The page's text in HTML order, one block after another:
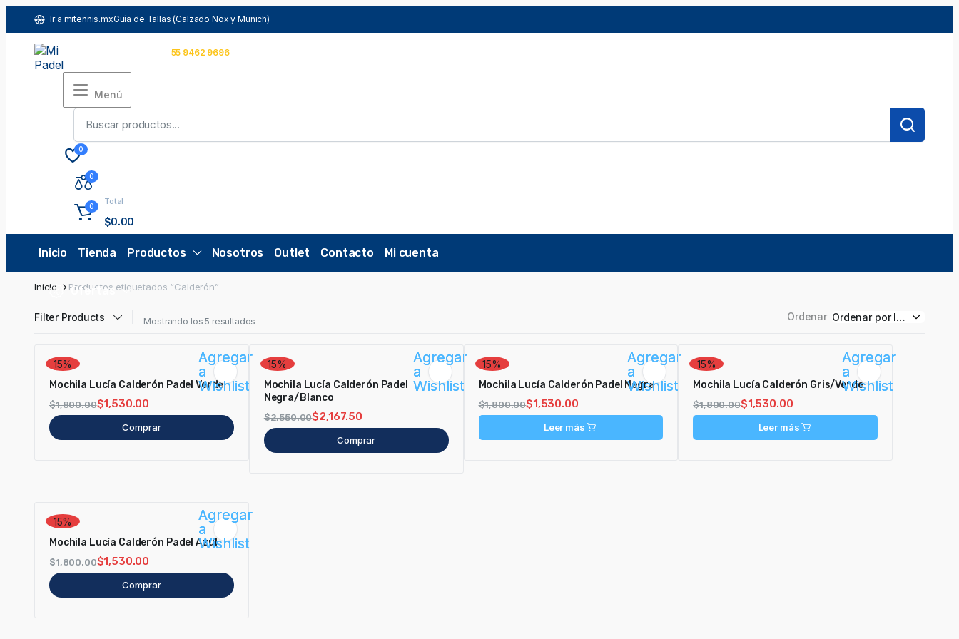
Ir a mitennis.mxGuía de Tallas (Calzado Nox y Munich)
55 9462 9696
Menú
0
0
0 Total
$0.00
Inicio Tienda Productos Nosotros Outlet Contacto Mi cuenta
Ofertas
Inicio Productos etiquetados “Calderón”
Filter Products Mostrando los 5 resultados Ordenar
15%
Agregar
a
Wishlist
Mochila Lucía Calderón Padel Verde
$1,800.00$1,530.00
Comprar
15%
Agregar
a
Wishlist
Mochila Lucía Calderón Padel
Negra/Blanco
$2,550.00$2,167.50
Comprar
15%
Agregar
a
Wishlist
Mochila Lucía Calderón Padel Negra
$1,800.00$1,530.00
Leer más
15%
Agregar
a
Wishlist
Mochila Lucía Calderón Gris/Verde
$1,800.00$1,530.00
Leer más
15%
Agregar
a
Wishlist
Mochila Lucía Calderón Padel Azul
$1,800.00$1,530.00
Comprar